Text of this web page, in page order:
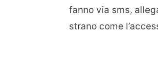
fanno via sms,
strano come